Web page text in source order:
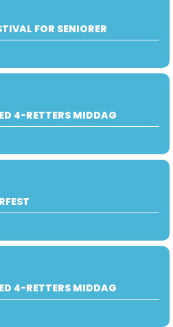
FOR SENIORER
4-RETTERS MIDDAG
4-RETTERS MIDDAG